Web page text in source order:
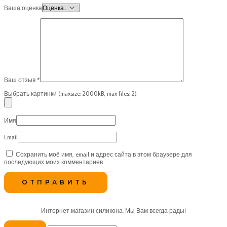
Ваша оценка
Ваш отзыв *
Выбрать картинки (maxsize: 2000kB, max files: 2)
Имя
Email
Сохранить моё имя, email и адрес сайта в этом браузере для
последующих моих комментариев.
Интернет магазин силикона. Мы Вам всегда рады!